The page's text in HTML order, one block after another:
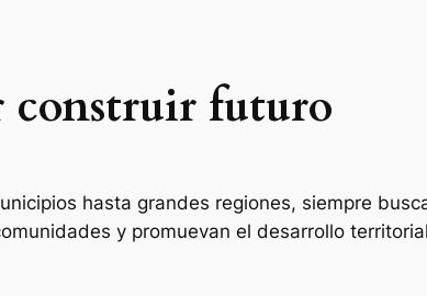
construir futuro
hasta grandes regiones, siempre
y promuevan el desarrollo